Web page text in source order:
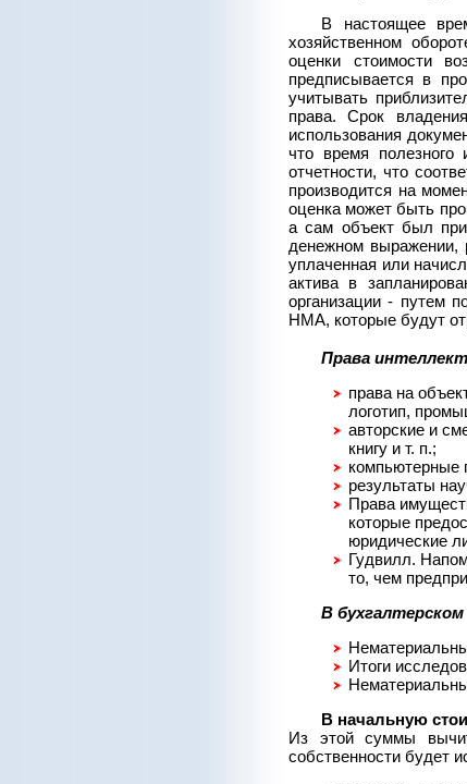
В настоящее
хозяйственном
оценки стоимости
предписывается в
учитывать
права. Срок
использования
что время полезного
отчетности, что
производится на
оценка может быть
а сам объект был
денежном выражении,
уплаченная или
актива в
организации - путем
НМА, которые будут
Права
права на
логотип,
авторские и
книгу и т. п.;
компьютерные
результаты
Права
которые
юридические
Гудвилл.
то, чем
В бухгалтерском
Итоги
В начальную
Из этой суммы
собственности будет